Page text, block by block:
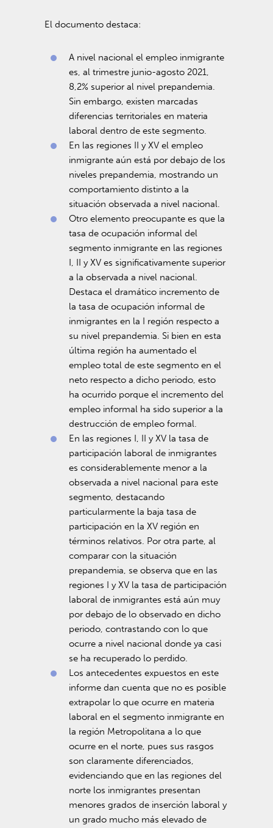
El documento destaca:
A nivel nacional el empleo inmigrante
es, al trimestre junio-agosto 2021,
8,2% superior al nivel prepandemia.
Sin embargo, existen marcadas
diferencias territoriales en materia
laboral dentro de este segmento.
En las regiones II y XV el empleo
inmigrante aún está por debajo de los
niveles prepandemia, mostrando un
comportamiento distinto a la
situación observada a nivel nacional.
Otro elemento preocupante es que la
tasa de ocupación informal del
segmento inmigrante en las regiones
I, II y XV es significativamente superior
a la observada a nivel nacional.
Destaca el dramático incremento de
la tasa de ocupación informal de
inmigrantes en la I región respecto a
su nivel prepandemia. Si bien en esta
última región ha aumentado el
empleo total de este segmento en el
neto respecto a dicho periodo, esto
ha ocurrido porque el incremento del
empleo informal ha sido superior a la
destrucción de empleo formal.
En las regiones I, II y XV la tasa de
participación laboral de inmigrantes
es considerablemente menor a la
observada a nivel nacional para este
segmento, destacando
particularmente la baja tasa de
participación en la XV región en
términos relativos. Por otra parte, al
comparar con la situación
prepandemia, se observa que en las
regiones I y XV la tasa de participación
laboral de inmigrantes está aún muy
por debajo de lo observado en dicho
periodo, contrastando con lo que
ocurre a nivel nacional donde ya casi
se ha recuperado lo perdido.
Los antecedentes expuestos en este
informe dan cuenta que no es posible
extrapolar lo que ocurre en materia
laboral en el segmento inmigrante en
la región Metropolitana a lo que
ocurre en el norte, pues sus rasgos
son claramente diferenciados,
evidenciando que en las regiones del
norte los inmigrantes presentan
menores grados de inserción laboral y
un grado mucho más elevado de